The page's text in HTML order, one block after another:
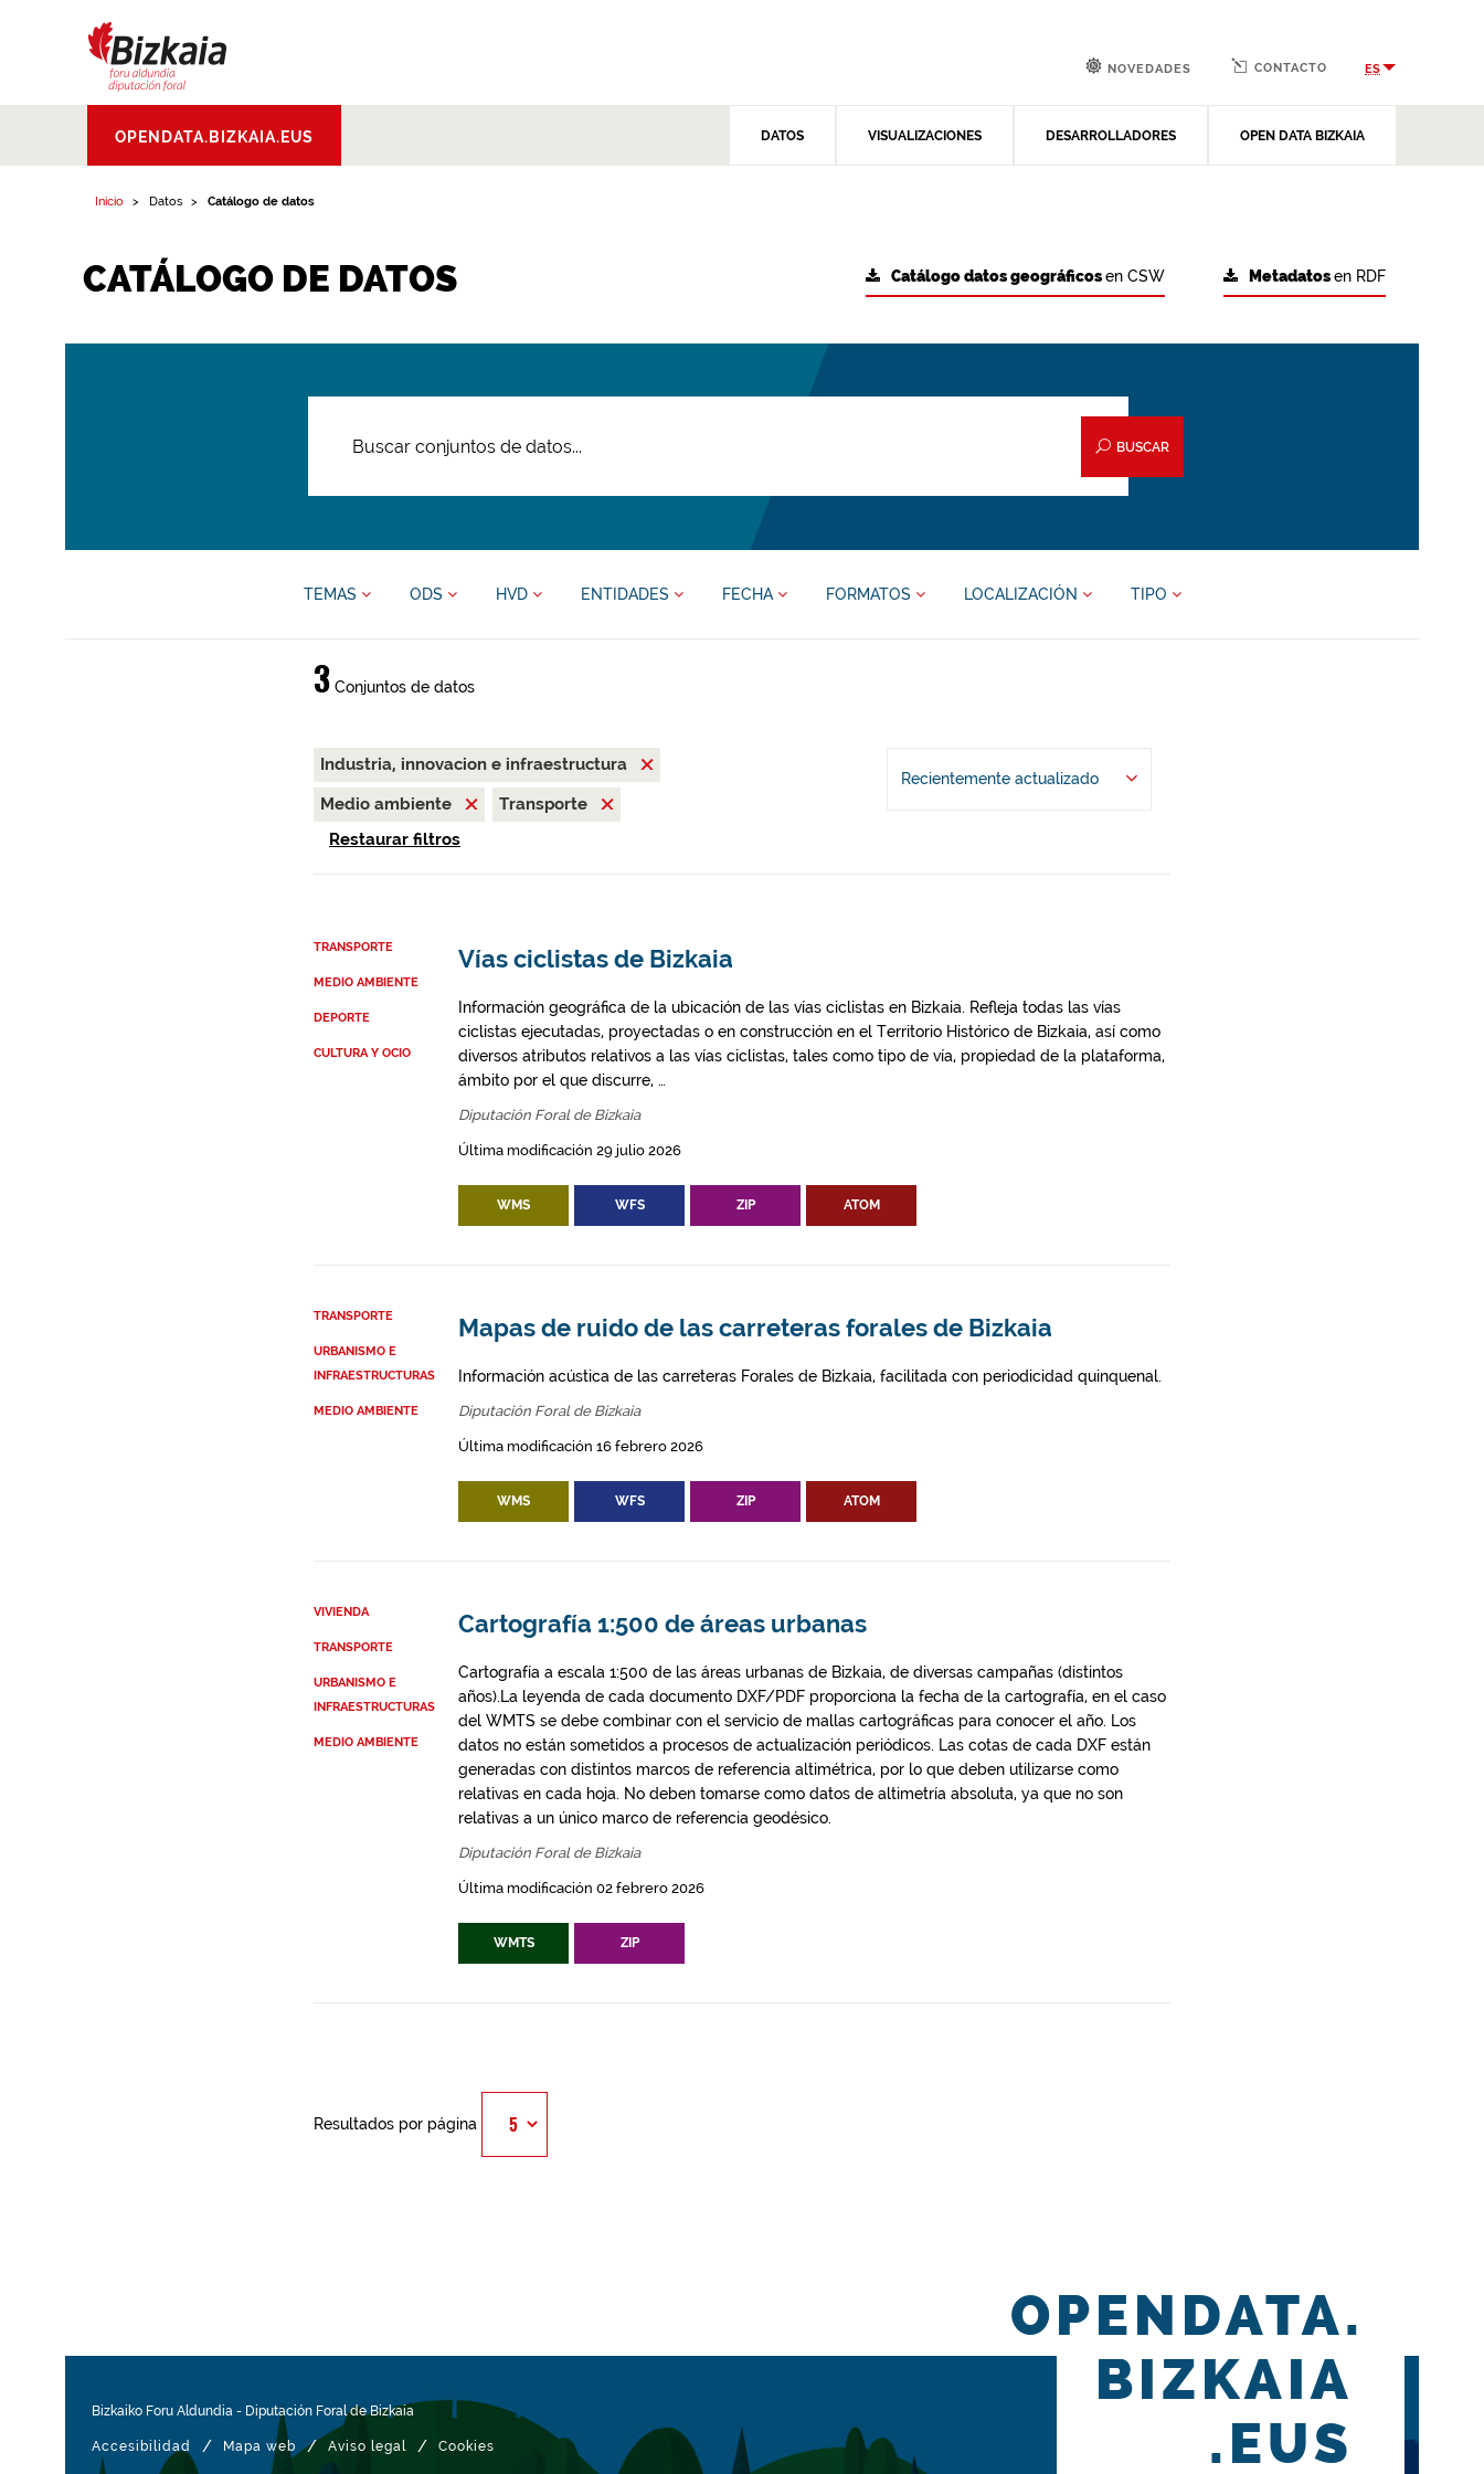
Aldundia.Diputacion
Foral de Bizkaia
OPENDATA.BIZKAIA.EUS DATOS VISUALIZACIONES DESARROLLADORES OPEN DATA BIZKAIA
NOVEDADES CONTACTO ES
Inicio Datos Catálogo de datos
CATÁLOGO DE DATOS Metadatosen RDF
Catálogo datos geográficosen CSW
BUSCAR
TEMAS ODS HVD ENTIDADES FECHA FORMATOS LOCALIZACIÓN TIPO
3Conjuntos de datos
Industria, innovacion e infraestructura
Medio ambiente
Transporte
Restaurar filtros
Recientemente actualizado
TRANSPORTE
MEDIO AMBIENTE
DEPORTE
CULTURA Y OCIO
Vías ciclistas de Bizkaia
Información geográfica de la ubicación de las vías ciclistas en Bizkaia. Refleja todas las vías
ciclistas ejecutadas, proyectadas o en construcción en el Territorio Histórico de Bizkaia, así como
diversos atributos relativos a las vías ciclistas, tales como tipo de vía, propiedad de la plataforma,
ámbito por el que discurre, …
Diputación Foral de Bizkaia
Última modificación 29 julio 2026
WMS WFS ZIP ATOM
TRANSPORTE
URBANISMO E
INFRAESTRUCTURAS
MEDIO AMBIENTE
Mapas de ruido de las carreteras forales de Bizkaia
Información acústica de las carreteras Forales de Bizkaia, facilitada con periodicidad quinquenal.
Diputación Foral de Bizkaia
Última modificación 16 febrero 2026
WMS WFS ZIP ATOM
VIVIENDA
TRANSPORTE
URBANISMO E
INFRAESTRUCTURAS
MEDIO AMBIENTE
Cartografía 1:500 de áreas urbanas
Cartografía a escala 1:500 de las áreas urbanas de Bizkaia, de diversas campañas (distintos
años).La leyenda de cada documento DXF/PDF proporciona la fecha de la cartografía, en el caso
del WMTS se debe combinar con el servicio de mallas cartográficas para conocer el año. Los
datos no están sometidos a procesos de actualización periódicos. Las cotas de cada DXF están
generadas con distintos marcos de referencia altimétrica, por lo que deben utilizarse como
relativas en cada hoja. No deben tomarse como datos de altimetría absoluta, ya que no son
relativas a un único marco de referencia geodésico.
Diputación Foral de Bizkaia
Última modificación 02 febrero 2026
WMTS ZIP
Resultados por página
Bizkaiko Foru Aldundia - Diputación Foral de Bizkaia
Accesibilidad / Mapa web / Aviso legal / Cookies
OPENDATA.
BIZKAIA
.EUS